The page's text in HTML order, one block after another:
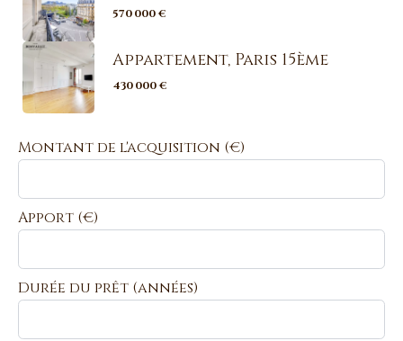
570 000 €
Appartement, Paris 15ème
430 000 €
Montant de l'acquisition (€)
Apport (€)
Durée du prêt (années)